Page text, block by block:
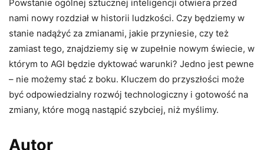
Powstanie ogólnej sztucznej inteligencji otwiera przed
nami nowy rozdział w historii ludzkości. Czy będziemy w
stanie nadążyć za zmianami, jakie przyniesie, czy też
zamiast tego, znajdziemy się w zupełnie nowym świecie, w
którym to AGI będzie dyktować warunki? Jedno jest pewne
– nie możemy stać z boku. Kluczem do przyszłości może
być odpowiedzialny rozwój technologiczny i gotowość na
zmiany, które mogą nastąpić szybciej, niż myślimy.
Autor